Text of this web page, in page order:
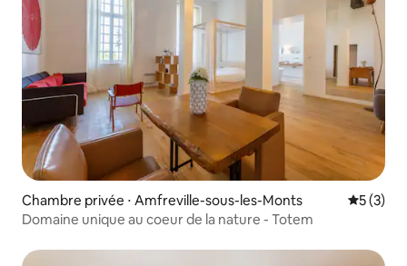
Chambre privée ⋅ Amfreville-sous-les-Monts
5 (3)
Domaine unique au coeur de la nature - Totem